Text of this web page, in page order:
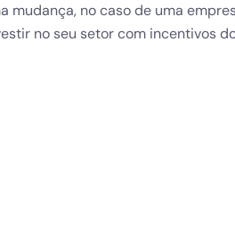
no caso de uma
no seu setor com incentivos